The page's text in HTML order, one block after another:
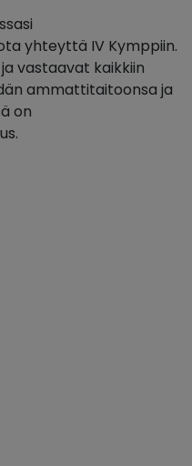
yhteyttä IV Kymppiin.
vastaavat kaikkiin
ammattitaitoonsa ja
on